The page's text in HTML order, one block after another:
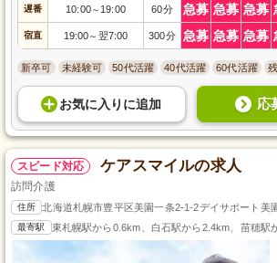
遅番 10:00～ 19:00 60分 急募 急募 急募
宿直 19:00～ 翌7:00 300分 急募 急募 急募
新卒可 未経験可 50代活躍 40代活躍 60代活躍
お気に入り に追加 応
スピード対応 ケアスマイルの求人
訪問介護
住所 北海道札幌市豊平区美園一条2-1-2デイサポート美
最寄駅 東札幌駅から0.6km、白石駅から2.4km、苗穂駅